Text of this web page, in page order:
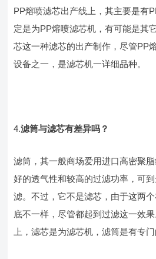
PP熔喷滤芯出产线 上，其主要是有
定是为PP熔喷滤芯机，有可能是其
芯这一种滤芯的出产制作，尽管PP
设备之一，是滤芯机一详细品种。
4.滤筒与滤芯有差异吗？
滤筒，其一般商场爱用进口高密聚
好的透气性和较高的过滤功率，可
滤。不过，它不是滤芯，由于这两
底不一样，尽管都起到过滤这一效
上，滤芯是为滤芯机，滤筒是有专